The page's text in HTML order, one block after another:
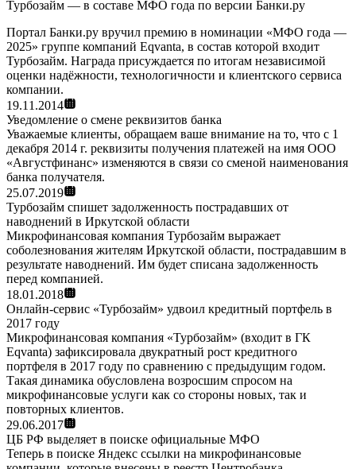
Турбозайм — в составе МФО года по версии Банки.ру
Портал Банки.ру вручил премию в номинации «МФО года —
2025» группе компаний Eqvanta, в состав которой входит
Турбозайм. Награда присуждается по итогам независимой
оценки надёжности, технологичности и клиентского сервиса
компании.
19.11.2014
Уведомление о смене реквизитов банка
Уважаемые клиенты, обращаем ваше внимание на то, что с 1
декабря 2014 г. реквизиты получения платежей на имя ООО
«Августфинанс» изменяются в связи со сменой наименования
банка получателя.
25.07.2019
Турбозайм спишет задолженность пострадавших от
наводнений в Иркутской области
Микрофинансовая компания Турбозайм выражает
соболезнования жителям Иркутской области, пострадавшим в
результате наводнений. Им будет списана задолженность
перед компанией.
18.01.2018
Онлайн-сервис «Турбозайм» удвоил кредитный портфель в
2017 году
Микрофинансовая компания «Турбозайм» (входит в ГК
Eqvanta) зафиксировала двукратный рост кредитного
портфеля в 2017 году по сравнению с предыдущим годом.
Такая динамика обусловлена возросшим спросом на
микрофинансовые услуги как со стороны новых, так и
повторных клиентов.
29.06.2017
ЦБ РФ выделяет в поиске официальные МФО
Теперь в поиске Яндекс ссылки на микрофинансовые